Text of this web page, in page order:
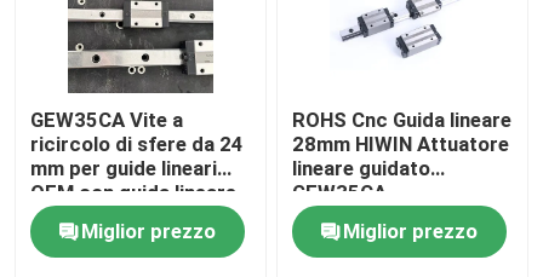
GEW35CA Vite a
ricircolo di sfere da 24
mm per guide lineari
OEM con guida lineare
Miglior prezzo
ROHS Cnc Guida lineare
28mm HIWIN Attuatore
lineare guidato
GEW35CA
Miglior prezzo